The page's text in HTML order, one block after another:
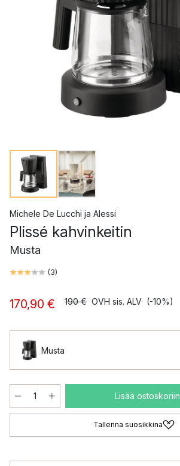
Michele De Lucchi ja Alessi
Plissé kahvinkeitin
Musta
(3)
170,90 € 190 € OVH sis. ALV (-10%)
Musta
Lisää ostoskoriin
Tallenna suosikkina